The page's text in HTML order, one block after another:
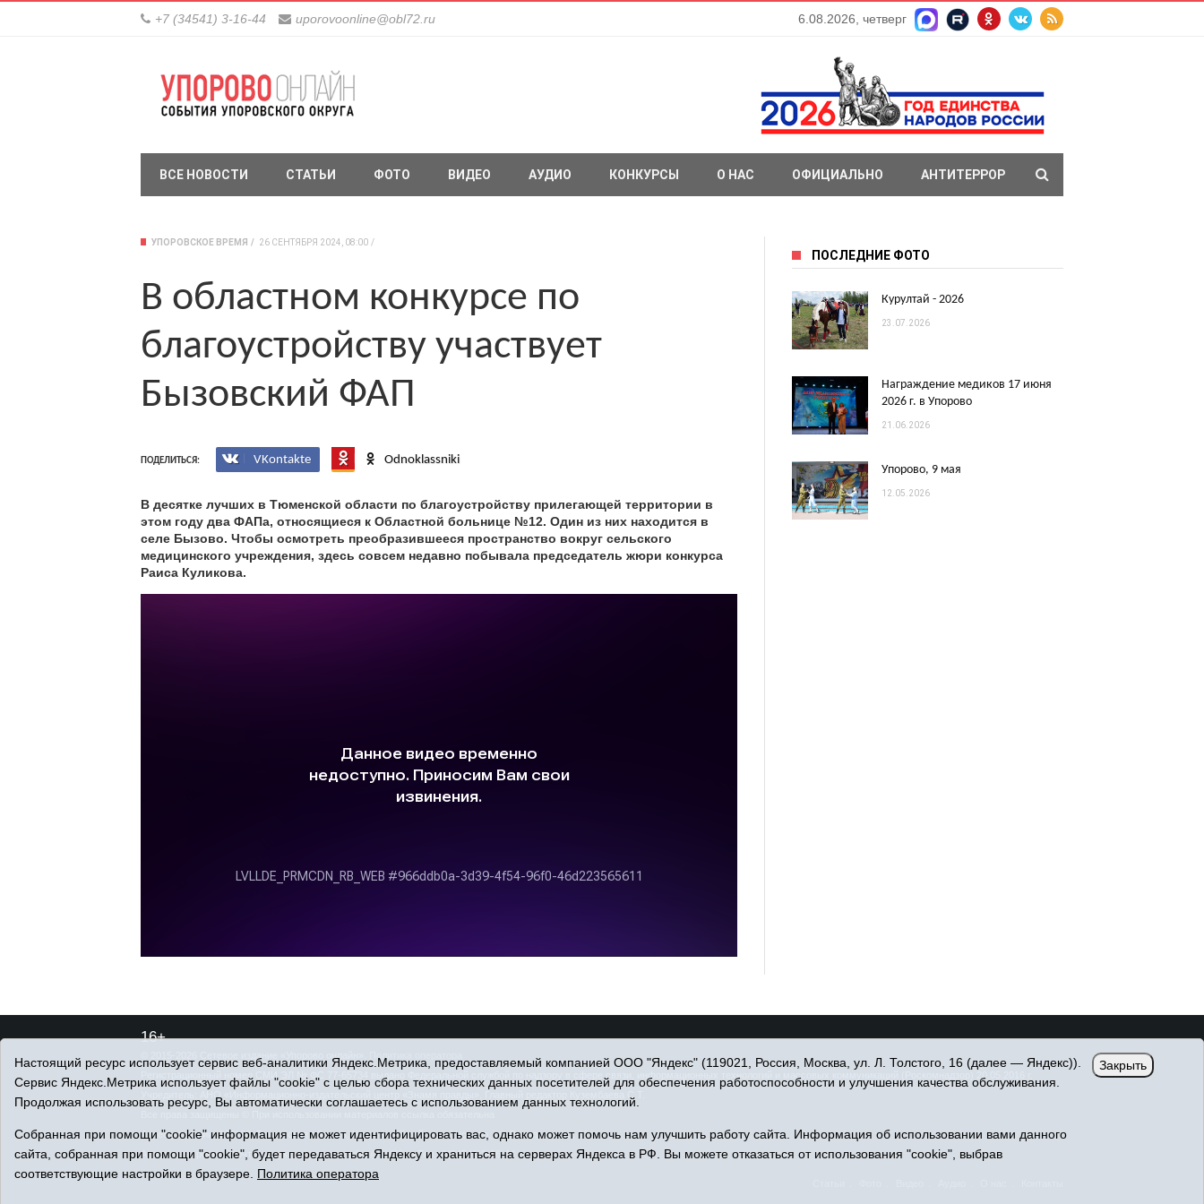
+7 (34541) 3-16-44 uporovoonline@obl72.ru 6.08.2026, четверг
ВСЕ НОВОСТИ СТАТЬИ ФОТО ВИДЕО АУДИО КОНКУРСЫ О НАС ОФИЦИАЛЬНО АНТИТЕРРОР
УПОРОВСКОЕ ВРЕМЯ 26 СЕНТЯБРЯ 2024, 08:00
В областном конкурсе по
благоустройству участвует
Бызовский ФАП
ПОДЕЛИТЬСЯ: VKontakte Odnoklassniki
В десятке лучших в Тюменской области по благоустройству прилегающей территории в
этом году два ФАПа, относящиеся к Областной больнице №12. Один из них находится в
селе Бызово. Чтобы осмотреть преобразившееся пространство вокруг сельского
медицинского учреждения, здесь совсем недавно побывала председатель жюри конкурса
Раиса Куликова.
ПОСЛЕДНИЕ ФОТО
Курултай - 2026
23.07.2026
Награждение медиков 17 июня
2026 г. в Упорово
21.06.2026
Упорово, 9 мая
12.05.2026
16+
Адрес редакции: 627180, Тюменская область, Упоровский район, с. Упорово, ул. Володарского, 31
Адрес электронной почты редакции:uporovoonline@obl72.ruТел.: 8(34541)3-16-44
Настоящий ресурс использует сервис веб-аналитики Яндекс.Метрика, предоставляемый компанией ООО "Яндекс" (119021, Россия, Москва, ул. Л. Толстого, 16 (далее — Яндекс)).
Сервис Яндекс.Метрика использует файлы "cookie" с целью сбора технических данных посетителей для обеспечения работоспособности и улучшения качества обслуживания.
Продолжая использовать ресурс, Вы автоматически соглашаетесь с использованием данных технологий.
Собранная при помощи "cookie" информация не может идентифицировать вас, однако может помочь нам улучшить работу сайта. Информация об использовании вами данного
сайта, собранная при помощи "cookie", будет передаваться Яндексу и храниться на серверах Яндекса в РФ. Вы можете отказаться от использования "cookie", выбрав
соответствующие настройки в браузере. Политика оператора
Закрыть